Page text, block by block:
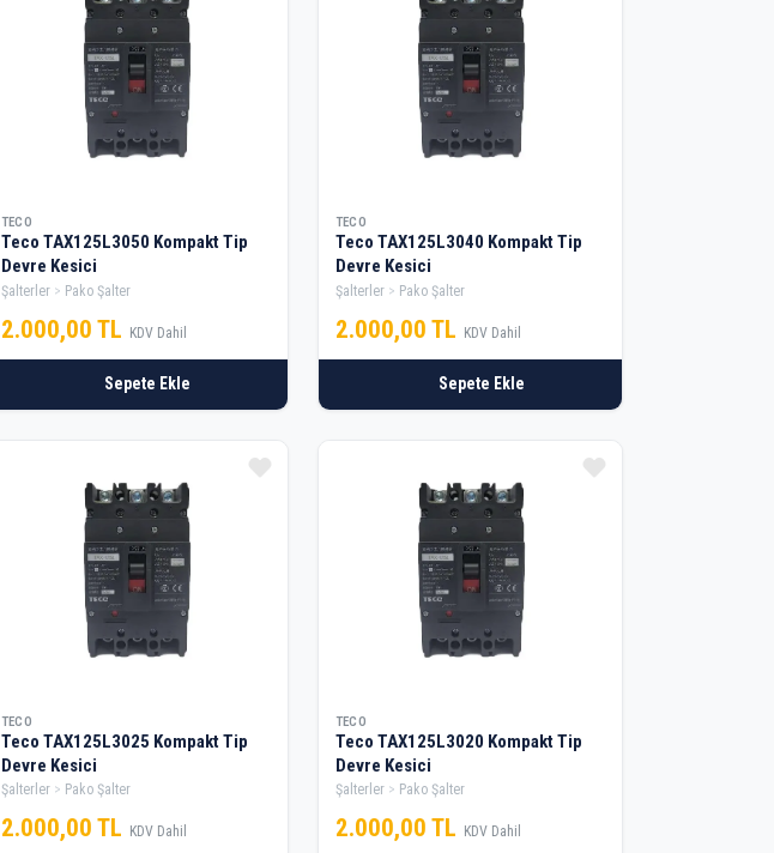
TECO
Teco TAX125L3050 Kompakt Tip
Devre Kesici
Şalterler Pako Şalter
2.000,00 TL KDV Dahil
Sepete Ekle
TECO
Teco TAX125L3040 Kompakt Tip
Devre Kesici
Şalterler Pako Şalter
2.000,00 TL KDV Dahil
Sepete Ekle
TECO
Teco TAX125L3025 Kompakt Tip
Devre Kesici
Şalterler Pako Şalter
2.000,00 TL KDV Dahil
TECO
Teco TAX125L3020 Kompakt Tip
Devre Kesici
Şalterler Pako Şalter
2.000,00 TL KDV Dahil